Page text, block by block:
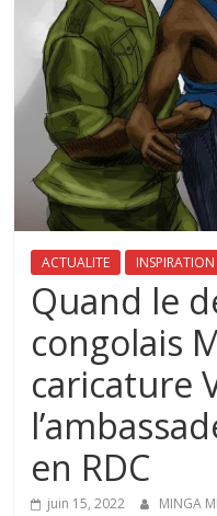
ACTUALITE INSPIRATION
Quand le
congolais
caricature
en RDC
juin 15, 2022 MINGA